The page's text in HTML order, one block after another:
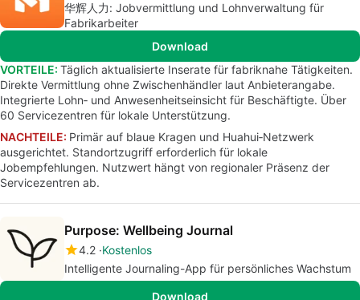
华辉人力: Jobvermittlung und Lohnverwaltung für
Fabrikarbeiter
Download
VORTEILE: Täglich aktualisierte Inserate für fabriknahe Tätigkeiten.
Direkte Vermittlung ohne Zwischenhändler laut Anbieterangabe.
Integrierte Lohn‑ und Anwesenheitseinsicht für Beschäftigte. Über
60 Servicezentren für lokale Unterstützung.
NACHTEILE: Primär auf blaue Kragen und Huahui‑Netzwerk
ausgerichtet. Standortzugriff erforderlich für lokale
Jobempfehlungen. Nutzwert hängt von regionaler Präsenz der
Servicezentren ab.
Purpose: Wellbeing Journal
4.2 Kostenlos
Intelligente Journaling-App für persönliches Wachstum
Download